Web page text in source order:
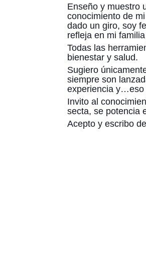
Enseño y muestro
conocimiento de
dado un giro, soy
refleja en mi
Todas las
bienestar y salud.
Sugiero
siempre son
experiencia y…eso
Invito al
secta, se potencia
Acepto y escribo